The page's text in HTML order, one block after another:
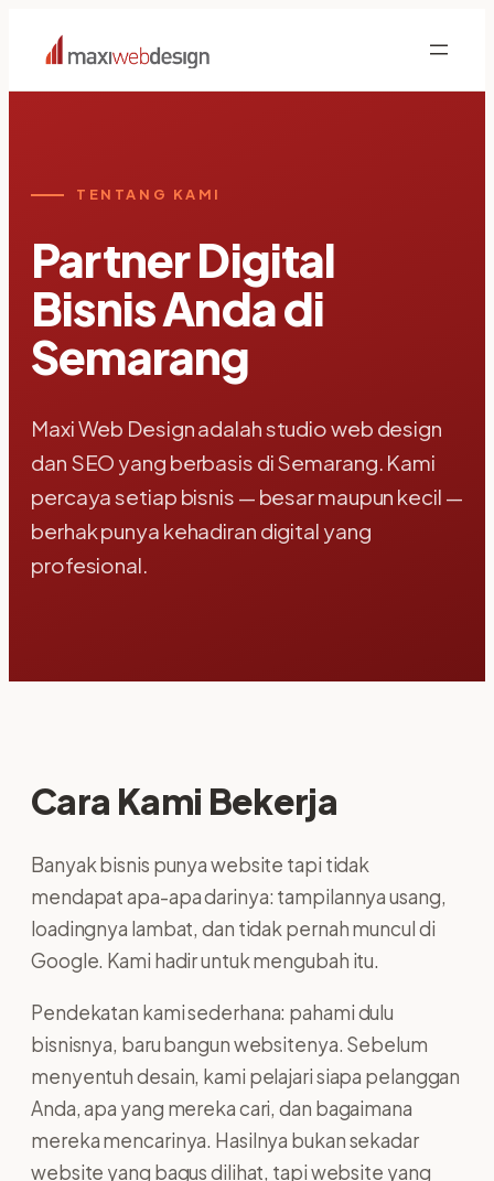
TENTANG KAMI
Partner Digital
Bisnis Anda di
Semarang
Maxi Web Design adalah studio web design
dan SEO yang berbasis di Semarang. Kami
percaya setiap bisnis — besar maupun kecil —
berhak punya kehadiran digital yang
profesional.
Cara Kami Bekerja
Banyak bisnis punya website tapi tidak
mendapat apa-apa darinya: tampilannya usang,
loadingnya lambat, dan tidak pernah muncul di
Google. Kami hadir untuk mengubah itu.
Pendekatan kami sederhana: pahami dulu
bisnisnya, baru bangun websitenya. Sebelum
menyentuh desain, kami pelajari siapa pelanggan
Anda, apa yang mereka cari, dan bagaimana
mereka mencarinya. Hasilnya bukan sekadar
website yang bagus dilihat, tapi website yang